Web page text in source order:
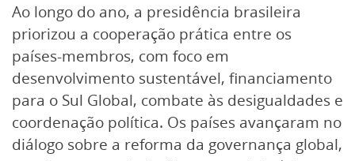
Ao longo do ano, a presidência brasileira
priorizou a cooperação prática entre os
países-membros, com foco em
desenvolvimento sustentável, financiamento
para o Sul Global, combate às desigualdades e
coordenação política. Os países avançaram no
diálogo sobre a reforma da governança global,